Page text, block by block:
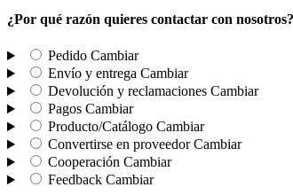
¿Por qué razón quieres contactar con nosotros?
Pedido Cambiar
Envío y entrega Cambiar
Devolución y reclamaciones Cambiar
Pagos Cambiar
Producto/Catálogo Cambiar
Convertirse en proveedor Cambiar
Cooperación Cambiar
Feedback Cambiar